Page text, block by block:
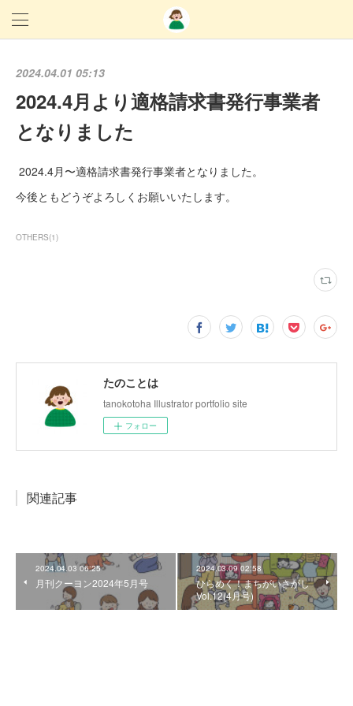
2024.04.01 05:13
2024.4月より適格請求書発行事業者
となりました
2024.4月〜適格請求書発行事業者となりました。
今後ともどうぞよろしくお願いいたします。
OTHERS(1)
たのことは
tanokotoha Illustrator portfolio site
フォロー
関連記事
2024.04.03 06:25
月刊クーヨン2024年5月号
2024.03.09 02:58
ひらめく！まちがいさがし
Vol.12(4月号)